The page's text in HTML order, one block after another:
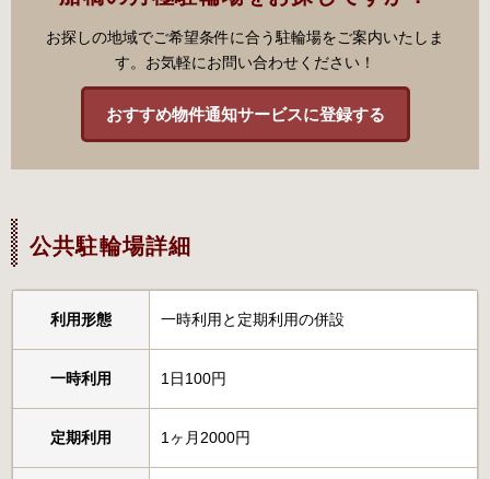
お探しの地域でご希望条件に合う駐輪場をご案内いたしま
す。お気軽にお問い合わせください！
おすすめ物件通知サービスに登録する
公共駐輪場詳細
利用形態 一時利用と定期利用の併設
一時利用 1日100円
定期利用 1ヶ月2000円